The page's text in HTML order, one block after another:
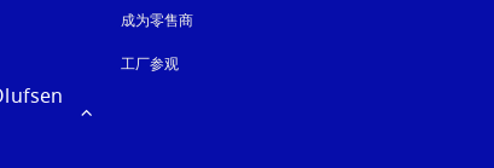
成为零售商
工厂参观